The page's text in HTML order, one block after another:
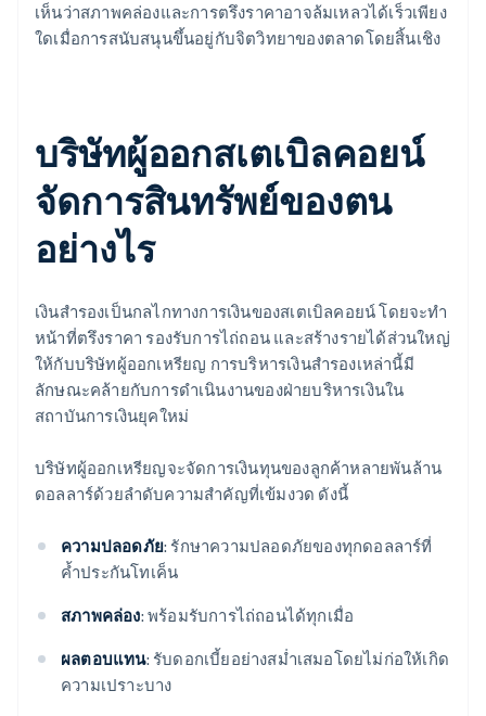
เห็นว่าสภาพคล่องและการตรึงราคาอาจล้มเหลวได้เร็วเพียง
ใดเมื่อการสนับสนุนขึ้นอยู่กับจิตวิทยาของตลาดโดยสิ้นเชิง
บริษัทผู้ออกสเตเบิลคอยน์
จัดการสินทรัพย์ของตน
อย่างไร
เงินสำรองเป็นกลไกทางการเงินของสเตเบิลคอยน์ โดยจะทำ
หน้าที่ตรึงราคา รองรับการไถ่ถอน และสร้างรายได้ส่วนใหญ่
ให้กับบริษัทผู้ออกเหรียญ การบริหารเงินสำรองเหล่านี้มี
ลักษณะคล้ายกับการดำเนินงานของฝ่ายบริหารเงินใน
สถาบันการเงินยุคใหม่
บริษัทผู้ออกเหรียญจะจัดการเงินทุนของลูกค้าหลายพันล้าน
ดอลลาร์ด้วยลำดับความสำคัญที่เข้มงวด ดังนี้
ความปลอดภัย: รักษาความปลอดภัยของทุกดอลลาร์ที่
ค้ำประกันโทเค็น
สภาพคล่อง: พร้อมรับการไถ่ถอนได้ทุกเมื่อ
ผลตอบแทน: รับดอกเบี้ยอย่างสม่ำเสมอโดยไม่ก่อให้เกิด
ความเปราะบาง